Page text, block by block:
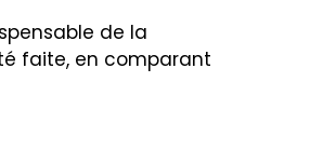
de la
faite, en comparant